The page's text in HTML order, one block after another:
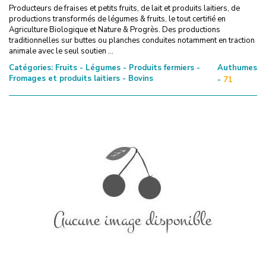
Producteurs de fraises et petits fruits, de lait et produits laitiers, de
productions transformés de légumes & fruits, le tout certifié en
Agriculture Biologique et Nature & Progrès. Des productions
traditionnelles sur buttes ou planches conduites notamment en traction
animale avec le seul soutien ...
Catégories: Fruits - Légumes - Produits fermiers -
Fromages et produits laitiers - Bovins
Authumes
- 71